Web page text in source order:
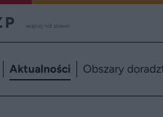
Aktualności Obszary